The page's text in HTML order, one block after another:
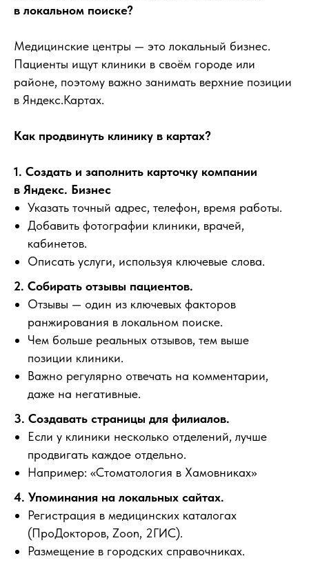
в локальном поиске?
Медицинские центры — это локальный бизнес.
Пациенты ищут клиники в своём городе или
районе, поэтому важно занимать верхние позиции
в Яндекс.Картах.
Как продвинуть клинику в картах?
1. Создать и заполнить карточку компании
в Яндекс. Бизнес
Указать точный адрес, телефон, время работы.
Добавить фотографии клиники, врачей,
кабинетов.
Описать услуги, используя ключевые слова.
2. Собирать отзывы пациентов.
Отзывы — один из ключевых факторов
ранжирования в локальном поиске.
Чем больше реальных отзывов, тем выше
позиции клиники.
Важно регулярно отвечать на комментарии,
даже на негативные.
3. Создавать страницы для филиалов.
Если у клиники несколько отделений, лучше
продвигать каждое отдельно.
Например: «Стоматология в Хамовниках»
4. Упоминания на локальных сайтах.
Регистрация в медицинских каталогах
(ПроДокторов, Zoon, 2ГИС).
Размещение в городских справочниках.